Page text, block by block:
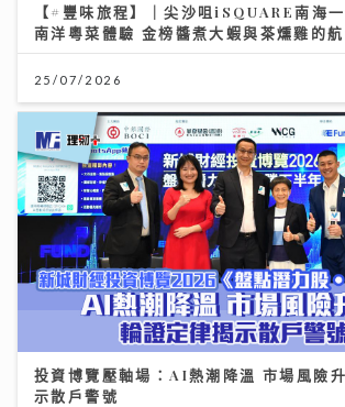
【#豐味旅程】｜尖沙咀iSQUARE南海
南洋粵菜體驗 金榜醬煮大蝦與茶燻雞的
25/07/2026
投資博覽壓軸場：AI熱潮降溫 市場風險
示散戶警號